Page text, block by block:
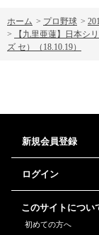
ホーム > プロ野球 >
>
【九里亜蓮】日本シ
ズ セ）（18.10.19）
新規会員登録
ログイン
このサイトについ
初めての方へ